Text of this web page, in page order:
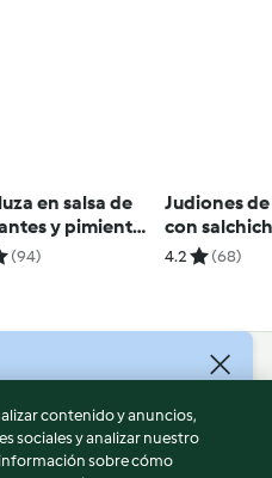
en salsa de
y pimiento
(94)
Judiones
con
frescas
4.2 (68)
contenido y anuncios,
sociales y analizar nuestro
sobre cómo